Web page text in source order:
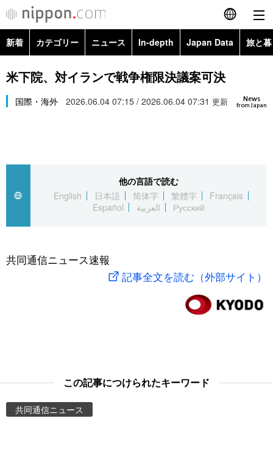
English
简体字
繁體字
العربية
社会
旅と暮らし
新着 カテゴリー ニュース In-depth Japan Data 旅と
政治・外交
経済・ビジネス
社会
文化
科学・技術
暮らし
Images
お知らせ
米下院、対イランで戦争権限決議案可決
News
from Japan
国際・海外 2026.06.04 07:15 / 2026.06.04 07:31 更新
他の言語で読む
English
日本語 简体字 繁體字
Français
Español
العربية Русский
共同通信ニュース速報
記事全文を読む（外部サイト）
この記事につけられたキーワード
共同通信ニュース